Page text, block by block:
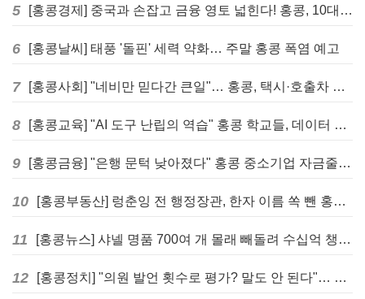
5 [홍콩경제] 중국과 손잡고 금융 영토 넓힌다! 홍콩, 10대 신규 정책 발표
6 [홍콩날씨] 태풍 '돌핀' 세력 약화… 주말 홍콩 폭염 예고
7 [홍콩사회] "네비만 믿다간 큰일"… 홍콩, 택시·호출차 통합 시험 도입하며 규제 본격화
8 [홍콩교육] "AI 도구 난립의 역습" 홍콩 학교들, 데이터 고립에 교육 효과 평가 비상
9 [홍콩금융] "은행 문턱 낮아졌다" 홍콩 중소기업 자금줄 숨통 트이나… HKMA "2분기 신용 조건 안정적"
10 [홍콩부동산] 렁춘잉 전 행정장관, 한자 이름 쏙 뺀 홍콩 고급 아파트 단지들에 쓴소리
11 [홍콩뉴스] 샤넬 명품 700여 개 몰래 빼돌려 수십억 챙긴 직원 4년~7년형 선고
12 [홍콩정치] "의원 발언 횟수로 평가? 말도 안 된다"… 홍콩 입법회 의장의 일침